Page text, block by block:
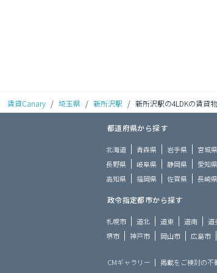
賃貸Canary / 埼玉県 / 新所沢駅 / 新所沢駅の4LDKの賃貸
都道府県から探す
北海道 青森県 岩手県 宮城県
長野県
岐阜県 静岡県 愛知県
高知県
福岡県 佐賀県 長崎県
政令指定都市から探す
札幌市 道北 道東 道南 道
堺市
神戸市 岡山市 広島市
CMギャラリー 掲載をご検討の不